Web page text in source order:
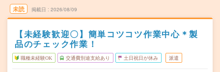
未読 掲載日 2026/08/09
【未経験歓迎〇】簡単コツコツ作業中心＊製
品のチェック作業！
職種未経験OK 交通費別途支給あり 土日祝日が休み 派遣